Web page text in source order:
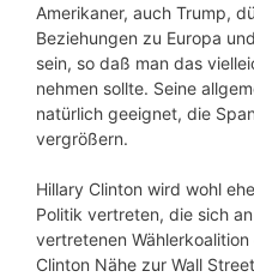
Amerikaner, auch Trump,
Beziehungen zu Europa
sein, so daß man das
nehmen sollte. Seine
natürlich geeignet, die
vergrößern.
Hillary Clinton wird wohl
Politik vertreten, die sich
vertretenen
Clinton Nähe zur Wall